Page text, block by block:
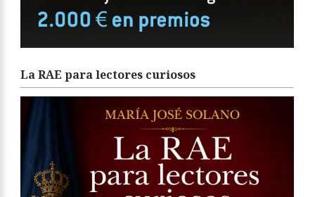
La RAE para lectores curiosos